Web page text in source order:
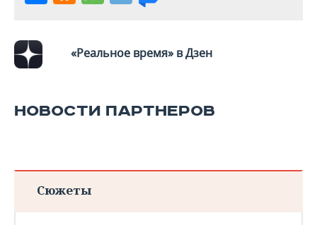
«Реальное время» в Дзен
НОВОСТИ ПАРТНЕРОВ
Сюжеты